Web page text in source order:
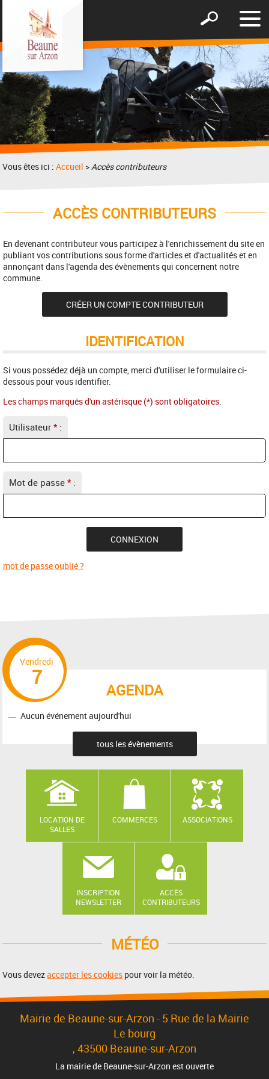
le
Afficher
formulaire
de
recherche
Vous êtes ici :Accueil >Accès contributeurs
ACCÈS CONTRIBUTEURS
En devenant contributeur vous participez à l'enrichissement du site en
publiant vos contributions sous forme d'articles et d'actualités et en
annonçant dans l'agenda des évènements qui concernent notre
commune.
CRÉER UN COMPTE CONTRIBUTEUR
IDENTIFICATION
Si vous possédez déjà un compte, merci d'utiliser le formulaire ci-
dessous pour vous identifier.
Les champs marqués d'un astérisque (*) sont obligatoires.
Utilisateur *:
Mot de passe *:
mot de passe oublié ?
AGENDA
Vendredi
7
Aucun événement aujourd'hui
tous les évènements
LOCATION DE
SALLES
COMMERCES ASSOCIATIONS
INSCRIPTION
NEWSLETTER
ACCÈS
CONTRIBUTEURS
MÉTÉO
Vous devezaccepter les cookies pour voir la météo.
Mairie de Beaune-sur-Arzon - 5 Rue de la Mairie
Le bourg
, 43500 Beaune-sur-Arzon
La mairie de Beaune-sur-Arzon est ouverte